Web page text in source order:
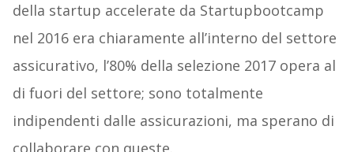
della startup accelerate da Startupbootcamp
nel 2016 era chiaramente all’interno del settore
assicurativo, l’80% della selezione 2017 opera al
di fuori del settore; sono totalmente
indipendenti dalle assicurazioni, ma sperano di